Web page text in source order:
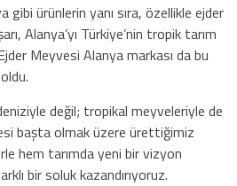
ürünlerin yanı sıra, özellikle ejder
Alanya’yı Türkiye’nin tropik tarım
Meyvesi Alanya markası da bu
değil; tropikal meyveleriyle de
başta olmak üzere ürettiğimiz
hem tarımda yeni bir vizyon
bir soluk kazandırıyoruz.